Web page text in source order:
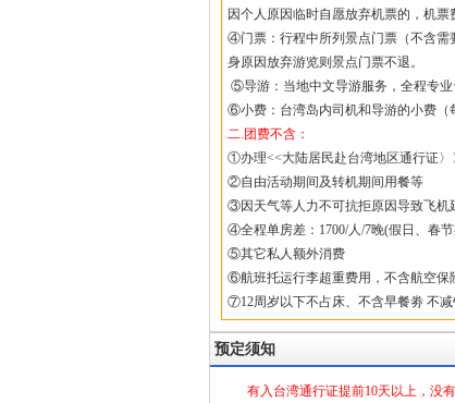
因个人原因临时自愿放弃机票的，机
④门票：行程中所列景点门票（不含需
身原因放弃游览则景点门票不退。
⑤导游：当地中文导游服务，全程专业
⑥小费：台湾岛内司机和导游的小费（
二.团费不含：
①办理<<大陆居民赴台湾地区通行证〉
②自由活动期间及转机期间用餐等
③因天气等人力不可抗拒原因导致飞机
④全程单房差：1700/人/7晚(假日、春
⑤其它私人额外消费
⑥航班托运行李超重费用，不含航空保
⑦12周岁以下不占床、不含早餐劵 不减
预定须知
有入台湾通行证提前10天以上，没